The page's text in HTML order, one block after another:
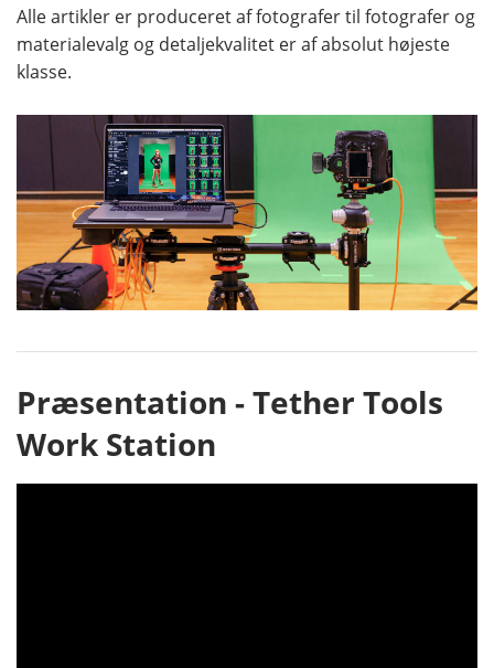
Alle artikler er produceret af fotografer til fotografer og
materialevalg og detaljekvalitet er af absolut højeste
klasse.
Præsentation - Tether Tools
Work Station